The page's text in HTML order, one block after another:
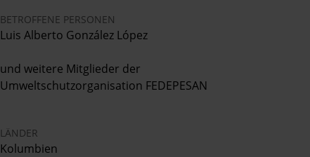
BETROFFENE PERSONEN
Luis Alberto González López
und weitere Mitglieder der
Umweltschutzorganisation FEDEPESAN
LÄNDER
Kolumbien